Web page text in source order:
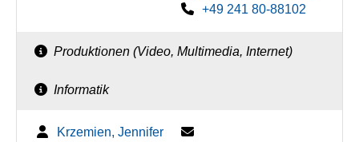
+49 241 80-88102
Produktionen (Video, Multimedia, Internet)
Informatik
Krzemien, Jennifer